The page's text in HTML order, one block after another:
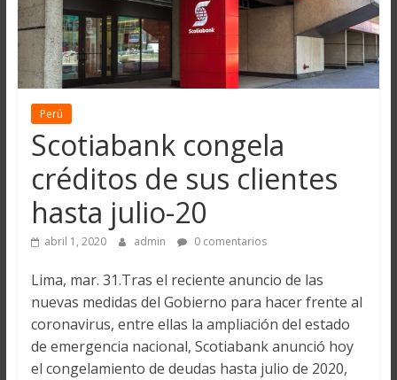
Perú
Scotiabank congela
créditos de sus clientes
hasta julio-20
abril 1, 2020 admin 0 comentarios
Lima, mar. 31.Tras el reciente anuncio de las
nuevas medidas del Gobierno para hacer frente al
coronavirus, entre ellas la ampliación del estado
de emergencia nacional, Scotiabank anunció hoy
el congelamiento de deudas hasta julio de 2020,